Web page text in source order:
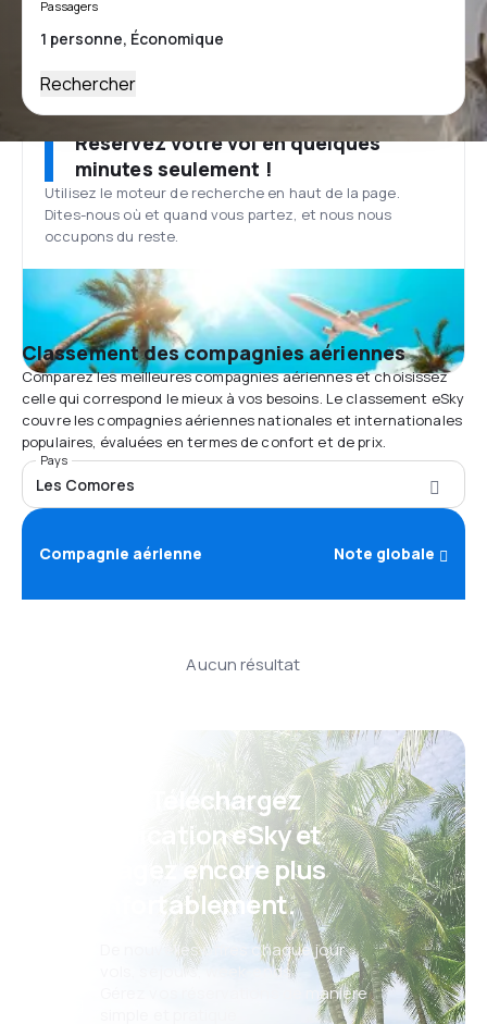
Passagers
Rechercher
Réservez votre vol en quelques
minutes seulement !
Utilisez le moteur de recherche en haut de la page.
Dites-nous où et quand vous partez, et nous nous
occupons du reste.
Classement des compagnies aériennes
Comparez les meilleures compagnies aériennes et choisissez
celle qui correspond le mieux à vos besoins. Le classement eSky
couvre les compagnies aériennes nationales et internationales
populaires, évaluées en termes de confort et de prix.
Pays
Les Comores
Compagnie aérienne Note globale
Aucun résultat
Psst ! Téléchargez
l'application eSky et
voyagez encore plus
confortablement.
De nouvelles offres chaque jour :
vols, séjours, week-ends
Gérez vos réservations de manière